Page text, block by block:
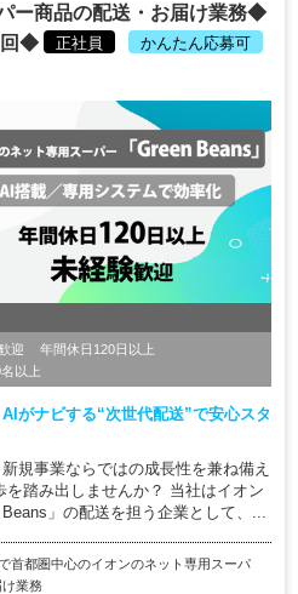
ー商品の配送・お届け業務◆
回◆
正社員 かんたん応募可
迎
年間休日120日以上
以上
がナビする“次世代配送”で安心スタ
規事業ならではの成長性を兼ね備え
踏み出しませんか？ 当社はイオン
」の配送を担う企業として、...
首都圏中心のイオンのネット専用スーパ
け業務